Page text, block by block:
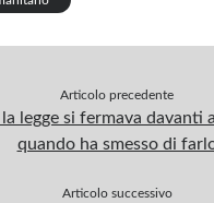
Articolo precedente
legge si fermava davanti
quando ha smesso di
Articolo successivo